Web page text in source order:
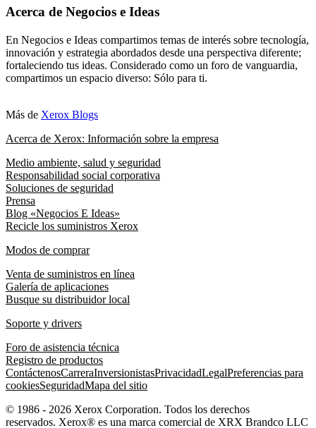
Acerca de Negocios e Ideas
En Negocios e Ideas compartimos temas de interés sobre tecnología,
innovación y estrategia abordados desde una perspectiva diferente;
fortaleciendo tus ideas. Considerado como un foro de vanguardia,
compartimos un espacio diverso: Sólo para ti.
Más de Xerox Blogs
Acerca de Xerox: Información sobre la empresa
Medio ambiente, salud y seguridad
Responsabilidad social corporativa
Soluciones de seguridad
Prensa
Blog «Negocios E Ideas»
Recicle los suministros Xerox
Modos de comprar
Venta de suministros en línea
Galería de aplicaciones
Busque su distribuidor local
Soporte y drivers
Foro de asistencia técnica
Registro de productos
ContáctenosCarreraInversionistasPrivacidadLegalPreferencias para
cookiesSeguridadMapa del sitio
© 1986 - 2026 Xerox Corporation. Todos los derechos
reservados. Xerox® es una marca comercial de XRX Brandco LLC